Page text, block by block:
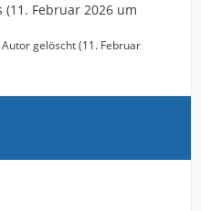
(11. Februar 2026 um
gelöscht (11. Februar